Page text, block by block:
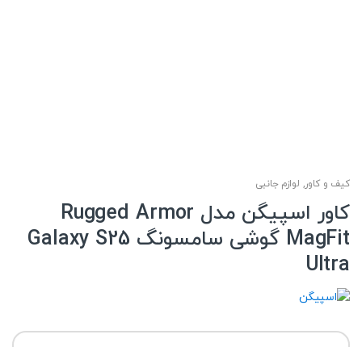
کیف و کاور, لوازم جانبی
کاور اسپیگن مدل Rugged Armor
MagFit گوشی سامسونگ Galaxy S25
Ultra